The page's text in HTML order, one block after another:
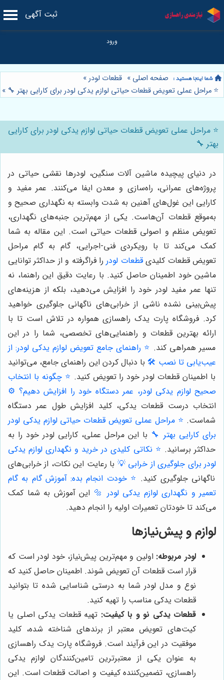
ثبت آگهی
صفحه اصلی » قطعات لودر»
⭐️ مراحل عملی تعویض قطعات حیاتی لوازم یدکی لودر برای کارایی بهتر 🔧 »
⭐️ مراحل عملی تعویض قطعات حیاتی لوازم یدکی لودر برای کارایی
بهتر 🔧
در دنیای پیچیده ماشین آلات سنگین، لودرها نقشی حیاتی در
پروژه‌های عمرانی، راه‌سازی و معدن ایفا می‌کنند. عمر مفید و
کارایی این غول‌های آهنین به شدت وابسته به نگهداری صحیح و
به‌موقع قطعات آن‌هاست. یکی از مهم‌ترین جنبه‌های نگهداری،
تعویض منظم و اصولی قطعات حیاتی است. این مقاله به شما
کمک می‌کند تا با رویکردی فنی-اجرایی، گام به گام مراحل
تعویض قطعات کلیدیقطعات لودررا فراگرفته و از حداکثر توانایی
ماشین خود اطمینان حاصل کنید. با رعایت دقیق این راهنما، نه
تنها عمر مفید لودر خود را افزایش می‌دهید، بلکه از هزینه‌های
پیش‌بینی نشده ناشی از خرابی‌های ناگهانی جلوگیری خواهید
کرد. فروشگاه پارت یدک راهسازی همواره در تلاش است تا با
ارائه بهترین قطعات و راهنمایی‌های تخصصی، شما را در این
مسیر همراهی کند. ⭐️ راهنمای جامع تعویض لوازم یدکی لودر: از
عیب‌یابی تا نصب 🛠️با دنبال کردن این راهنمای جامع، می‌توانید
با اطمینان قطعات لودر خود را تعویض کنید. ⭐️ چگونه با انتخاب
صحیح لوازم یدکی لودر، عمر دستگاه خود را افزایش دهیم؟ ⚙️
انتخاب درست قطعات یدکی، کلید افزایش طول عمر دستگاه
شماست. ⭐️ مراحل عملی تعویض قطعات حیاتی لوازم یدکی لودر
برای کارایی بهتر 🔧 با این مراحل عملی، کارایی لودر خود را به
حداکثر برسانید. ⭐️ نکاتی کلیدی در خرید و نگهداری لوازم یدکی
لودر برای جلوگیری از خرابی 💡 با رعایت این نکات، از خرابی‌های
ناگهانی جلوگیری کنید. ⭐️ خودت انجام بده: آموزش گام به گام
تعمیر و نگهداری لوازم یدکی لودر 🔩 این آموزش به شما کمک
می‌کند تا خودتان تعمیرات اولیه را انجام دهید.
لوازم و پیش‌نیازها
لودر مربوطه: اولین و مهم‌ترین پیش‌نیاز، خود لودر است که
قرار است قطعات آن تعویض شوند. اطمینان حاصل کنید که
نوع و مدل لودر شما به درستی شناسایی شده تا بتوانید
قطعات یدکی مناسب را تهیه کنید.
قطعات یدکی نو و با کیفیت: تهیه قطعات یدکی اصلی یا
کیت‌های تعویض معتبر از برندهای شناخته شده، کلید
موفقیت در این فرآیند است. فروشگاه پارت یدک راهسازی
به عنوان یکی از معتبرترین تامین‌کنندگان لوازم یدکی
راهسازی، تضمین‌کننده کیفیت و اصالت قطعات است. این